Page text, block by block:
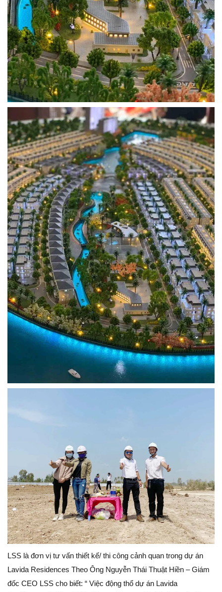
LSS là đơn vị tư vấn thiết kế/ thi công cảnh quan trong dự án
Lavida Residences Theo Ông Nguyễn Thái Thuật Hiền – Giám
đốc CEO LSS cho biết: “ Việc động thổ dự án Lavida